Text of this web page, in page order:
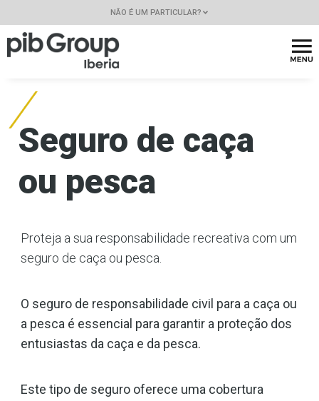
NÃO É UM PARTICULAR?
Seguro de caça
ou pesca
Proteja a sua responsabilidade recreativa com um
seguro de caça ou pesca.
O seguro de responsabilidade civil para a caça ou
a pesca é essencial para garantir a proteção dos
entusiastas da caça e da pesca.
Este tipo de seguro oferece uma cobertura